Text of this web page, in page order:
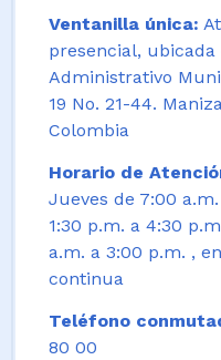
Ventanilla única:
presencial, ubicada
Administrativo
19 No. 21-44.
Colombia
Horario de
Jueves de 7:00
1:30 p.m. a 4:30
a.m. a 3:00 p.m. ,
continua
Teléfono
80 00